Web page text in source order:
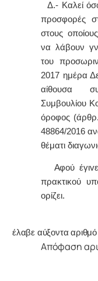
Δ.- Καλεί
προσφορές
στους
να λάβουν
του
2017 ημέρα
αίθουσα
Συμβουλίου
όροφος
48864/2016
θέματι
Αφoύ
πρακτικoύ
oρίζει.
Η
έλαβε αύξοντα αριθμό
Απόφαση